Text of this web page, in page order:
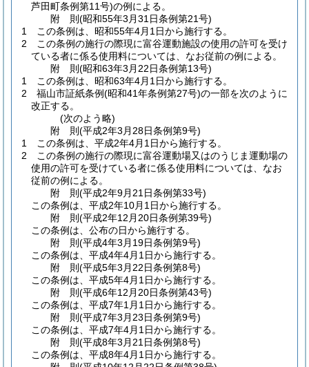
芦田町条例第11号)の例による。
附 則(昭和55年3月31日条例第21号)
1
この条例は、昭和55年4月1日から施行する。
2
この条例の施行の際現に富谷運動施設の使用の許可を受け
ている者に係る使用料については、なお従前の例による。
附 則(昭和63年3月22日条例第13号)
1
この条例は、昭和63年4月1日から施行する。
2
福山市証紙条例(昭和41年条例第27号)の一部を次のように
改正する。
(次のよう略)
附 則(平成2年3月28日条例第9号)
1
この条例は、平成2年4月1日から施行する。
2
この条例の施行の際現に富谷運動場又はのうじま運動場の
使用の許可を受けている者に係る使用料については、なお
従前の例による。
附 則(平成2年9月21日条例第33号)
この条例は、平成2年10月1日から施行する。
附 則(平成2年12月20日条例第39号)
この条例は、公布の日から施行する。
附 則(平成4年3月19日条例第9号)
この条例は、平成4年4月1日から施行する。
附 則(平成5年3月22日条例第8号)
この条例は、平成5年4月1日から施行する。
附 則(平成6年12月20日条例第43号)
この条例は、平成7年1月1日から施行する。
附 則(平成7年3月23日条例第9号)
この条例は、平成7年4月1日から施行する。
附 則(平成8年3月21日条例第8号)
この条例は、平成8年4月1日から施行する。